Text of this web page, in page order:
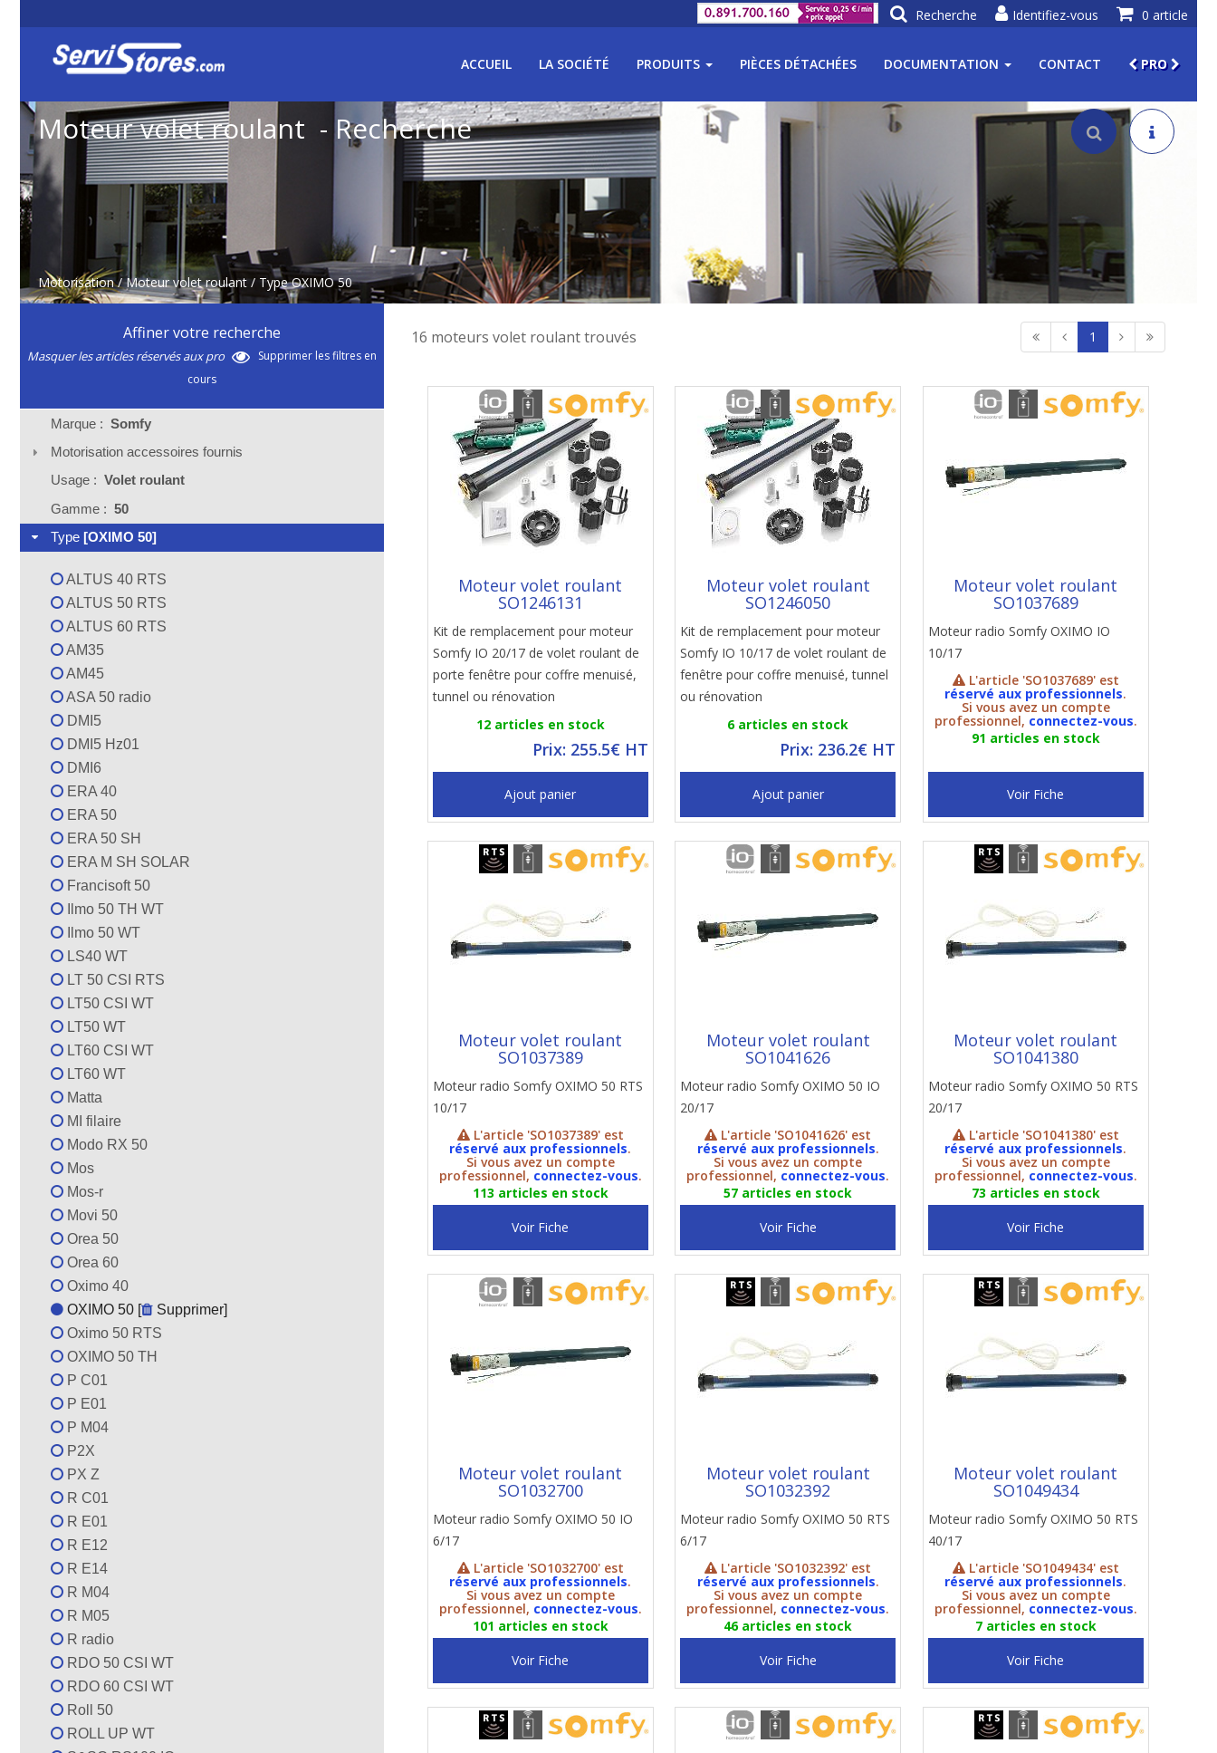
0 article
Identifiez-vous
Recherche
ACCUEIL LA SOCIÉTÉ PRODUITS PIÈCES DÉTACHÉES DOCUMENTATION CONTACT PRO
Moteur volet roulant - Recherche
Motorisation /Moteur volet roulant / Type OXIMO 50
Affiner votre recherche
Masquer les articles réservés aux pro
Supprimer les filtres en
cours
Marque : Somfy
Motorisation accessoires fournis
Usage : Volet roulant
Gamme : 50
Type [OXIMO 50]
ALTUS 40 RTS
ALTUS 50 RTS
ALTUS 60 RTS
AM35
AM45
ASA 50 radio
DMI5
DMI5 Hz01
DMI6
ERA 40
ERA 50
ERA 50 SH
ERA M SH SOLAR
Francisoft 50
Ilmo 50 TH WT
Ilmo 50 WT
LS40 WT
LT 50 CSI RTS
LT50 CSI WT
LT50 WT
LT60 CSI WT
LT60 WT
Matta
MI filaire
Modo RX 50
Mos
Mos-r
Movi 50
Orea 50
Orea 60
Oximo 40
OXIMO 50 [
Supprimer]
Oximo 50 RTS
OXIMO 50 TH
P C01
P E01
P M04
P2X
PX Z
R C01
R E01
R E12
R E14
R M04
R M05
R radio
RDO 50 CSI WT
RDO 60 CSI WT
Roll 50
ROLL UP WT
16 moteurs volet roulant trouvés 1
Moteur volet roulant
SO1246131
Kit de remplacement pour moteur
Somfy IO 20/17 de volet roulant de
porte fenêtre pour coffre menuisé,
tunnel ou rénovation
12 articles en stock
Prix: 255.5€ HT
Ajout panier
Moteur volet roulant
SO1246050
Kit de remplacement pour moteur
Somfy IO 10/17 de volet roulant de
fenêtre pour coffre menuisé, tunnel
ou rénovation
6 articles en stock
Prix: 236.2€ HT
Ajout panier
Moteur volet roulant
SO1037689
Moteur radio Somfy OXIMO IO
10/17
L'article 'SO1037689' est
réservé aux professionnels.
Si vous avez un compte
professionnel, connectez-vous.
91 articles en stock
Voir Fiche
Moteur volet roulant
SO1037389
Moteur radio Somfy OXIMO 50 RTS
10/17
L'article 'SO1037389' est
réservé aux professionnels.
Si vous avez un compte
professionnel, connectez-vous.
113 articles en stock
Voir Fiche
Moteur volet roulant
SO1041626
Moteur radio Somfy OXIMO 50 IO
20/17
L'article 'SO1041626' est
réservé aux professionnels.
Si vous avez un compte
professionnel, connectez-vous.
57 articles en stock
Voir Fiche
Moteur volet roulant
SO1041380
Moteur radio Somfy OXIMO 50 RTS
20/17
L'article 'SO1041380' est
réservé aux professionnels.
Si vous avez un compte
professionnel, connectez-vous.
73 articles en stock
Voir Fiche
Moteur volet roulant
SO1032700
Moteur radio Somfy OXIMO 50 IO
6/17
L'article 'SO1032700' est
réservé aux professionnels.
Si vous avez un compte
professionnel, connectez-vous.
101 articles en stock
Voir Fiche
Moteur volet roulant
SO1032392
Moteur radio Somfy OXIMO 50 RTS
6/17
L'article 'SO1032392' est
réservé aux professionnels.
Si vous avez un compte
professionnel, connectez-vous.
46 articles en stock
Voir Fiche
Moteur volet roulant
SO1049434
Moteur radio Somfy OXIMO 50 RTS
40/17
L'article 'SO1049434' est
réservé aux professionnels.
Si vous avez un compte
professionnel, connectez-vous.
7 articles en stock
Voir Fiche